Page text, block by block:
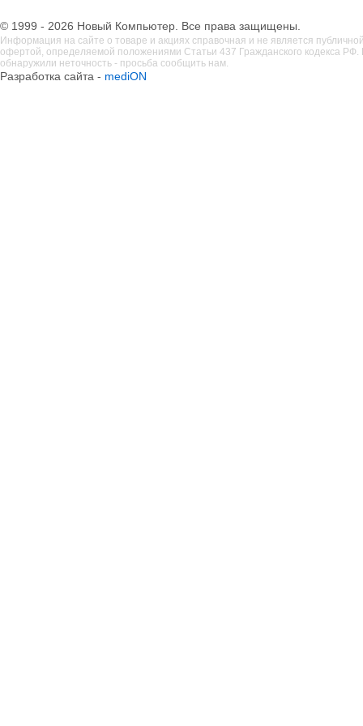
© 1999 - 2026 Новый Компьютер. Все права защищены.
Информация на сайте о товаре и акциях справочная и не является
офертой, определяемой положениями Статьи 437 Гражданского кодекса РФ.
обнаружили неточность - просьба сообщить нам.
Разработка сайта - mediON